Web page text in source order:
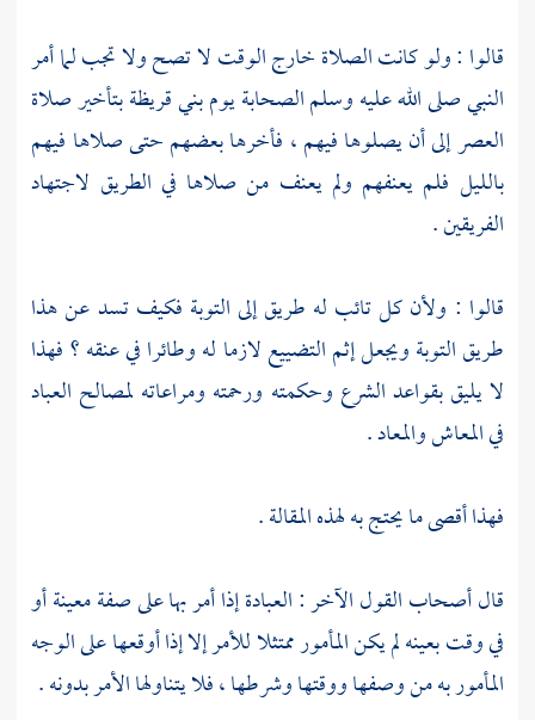
قالوا : ولو كانت الصلاة خارج الوقت لا تصح ولا تجب لما أمر
النبي صلى الله عليه وسلم الصحابة يوم بني قريظة بتأخير صلاة
العصر إلى أن يصلوها فيهم ، فأخرها بعضهم حتى صلاها فيهم
بالليل فلم يعنفهم ولم يعنف من صلاها في الطريق لاجتهاد
الفريقين .
قالوا : ولأن كل تائب له طريق إلى التوبة فكيف تسد عن هذا
طريق التوبة ويجعل إثم التضييع لازما له وطائرا في عنقه ؟ فهذا
لا يليق بقواعد الشرع وحكمته ورحمته ومراعاته لمصالح العباد
في المعاش والمعاد .
فهذا أقصى ما يحتج به لهذه المقالة .
قال أصحاب القول الآخر : العبادة إذا أمر بها على صفة معينة أو
في وقت بعينه لم يكن المأمور ممتثلا للأمر إلا إذا أوقعها على الوجه
المأمور به من وصفها ووقتها وشرطها ، فلا يتناولها الأمر بدونه .